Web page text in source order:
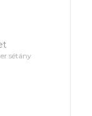
sétány